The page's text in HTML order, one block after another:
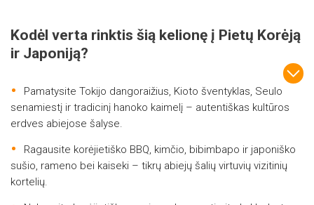
Kodėl verta rinktis šią kelionę į Pietų Korėją
ir Japoniją?
Pamatysite Tokijo dangoraižius, Kioto šventyklas, Seulo
senamiestį ir tradicinį hanoko kaimelį – autentiškas kultūros
erdves abiejose šalyse.
Ragausite korėjietiško BBQ, kimčio, bibimbapo ir japoniško
sušio, rameno bei kaiseki – tikrų abiejų šalių virtuvių vizitinių
kortelių.